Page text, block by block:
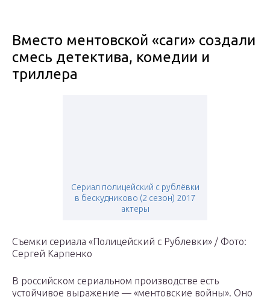
Вместо ментовской «саги» создали
смесь детектива, комедии и
триллера
Сериал полицейский с рублёвки
в бескудниково (2 сезон) 2017
актеры
Съемки сериала «Полицейский с Рублевки» / Фото:
Сергей Карпенко
В российском сериальном производстве есть
устойчивое выражение — «ментовские войны». Оно